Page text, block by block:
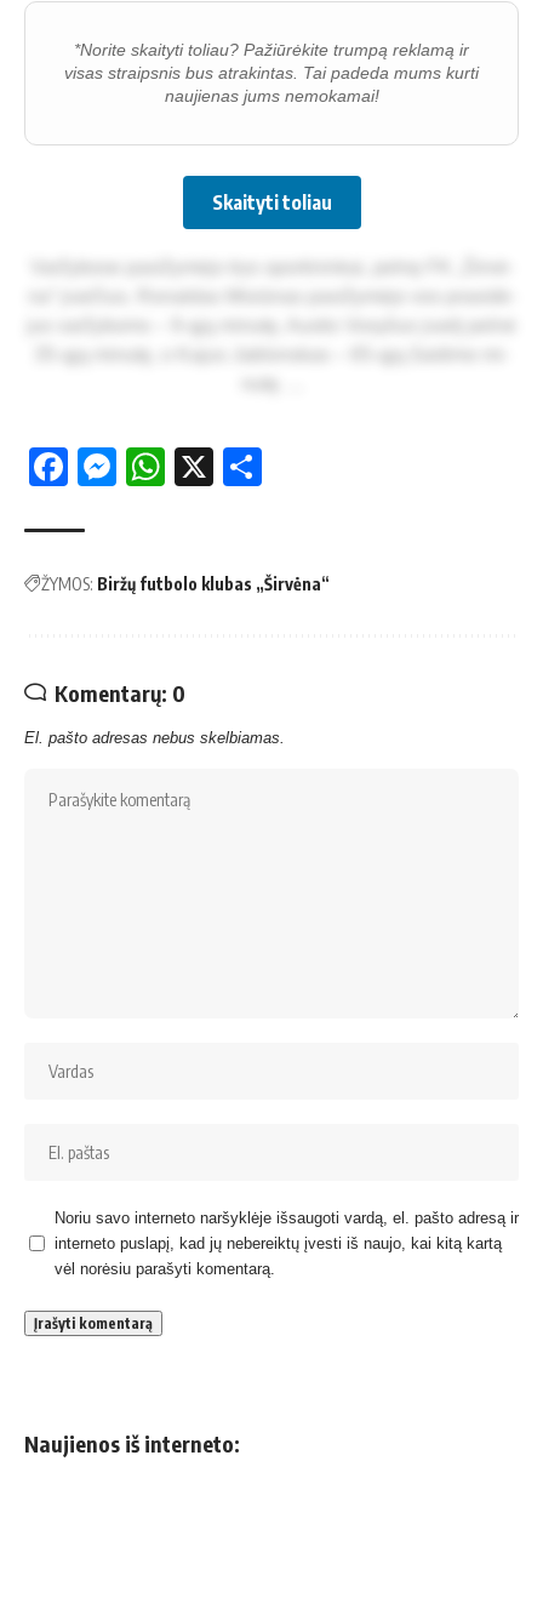
*Norite skaityti toliau? Pažiūrėkite trumpą reklamą ir
visas straipsnis bus atrakintas. Tai padeda mums kurti
naujienas jums nemokamai!
Skaityti toliau
Facebook
Messenger
WhatsApp
X
ŽYMOS: Biržų futbolo klubas „Širvėna“
Komentarų: 0
El. pašto adresas nebus skelbiamas.
Noriu savo interneto naršyklėje išsaugoti vardą, el. pašto adresą ir
interneto puslapį, kad jų nebereiktų įvesti iš naujo, kai kitą kartą
vėl norėsiu parašyti komentarą.
Naujienos iš interneto: